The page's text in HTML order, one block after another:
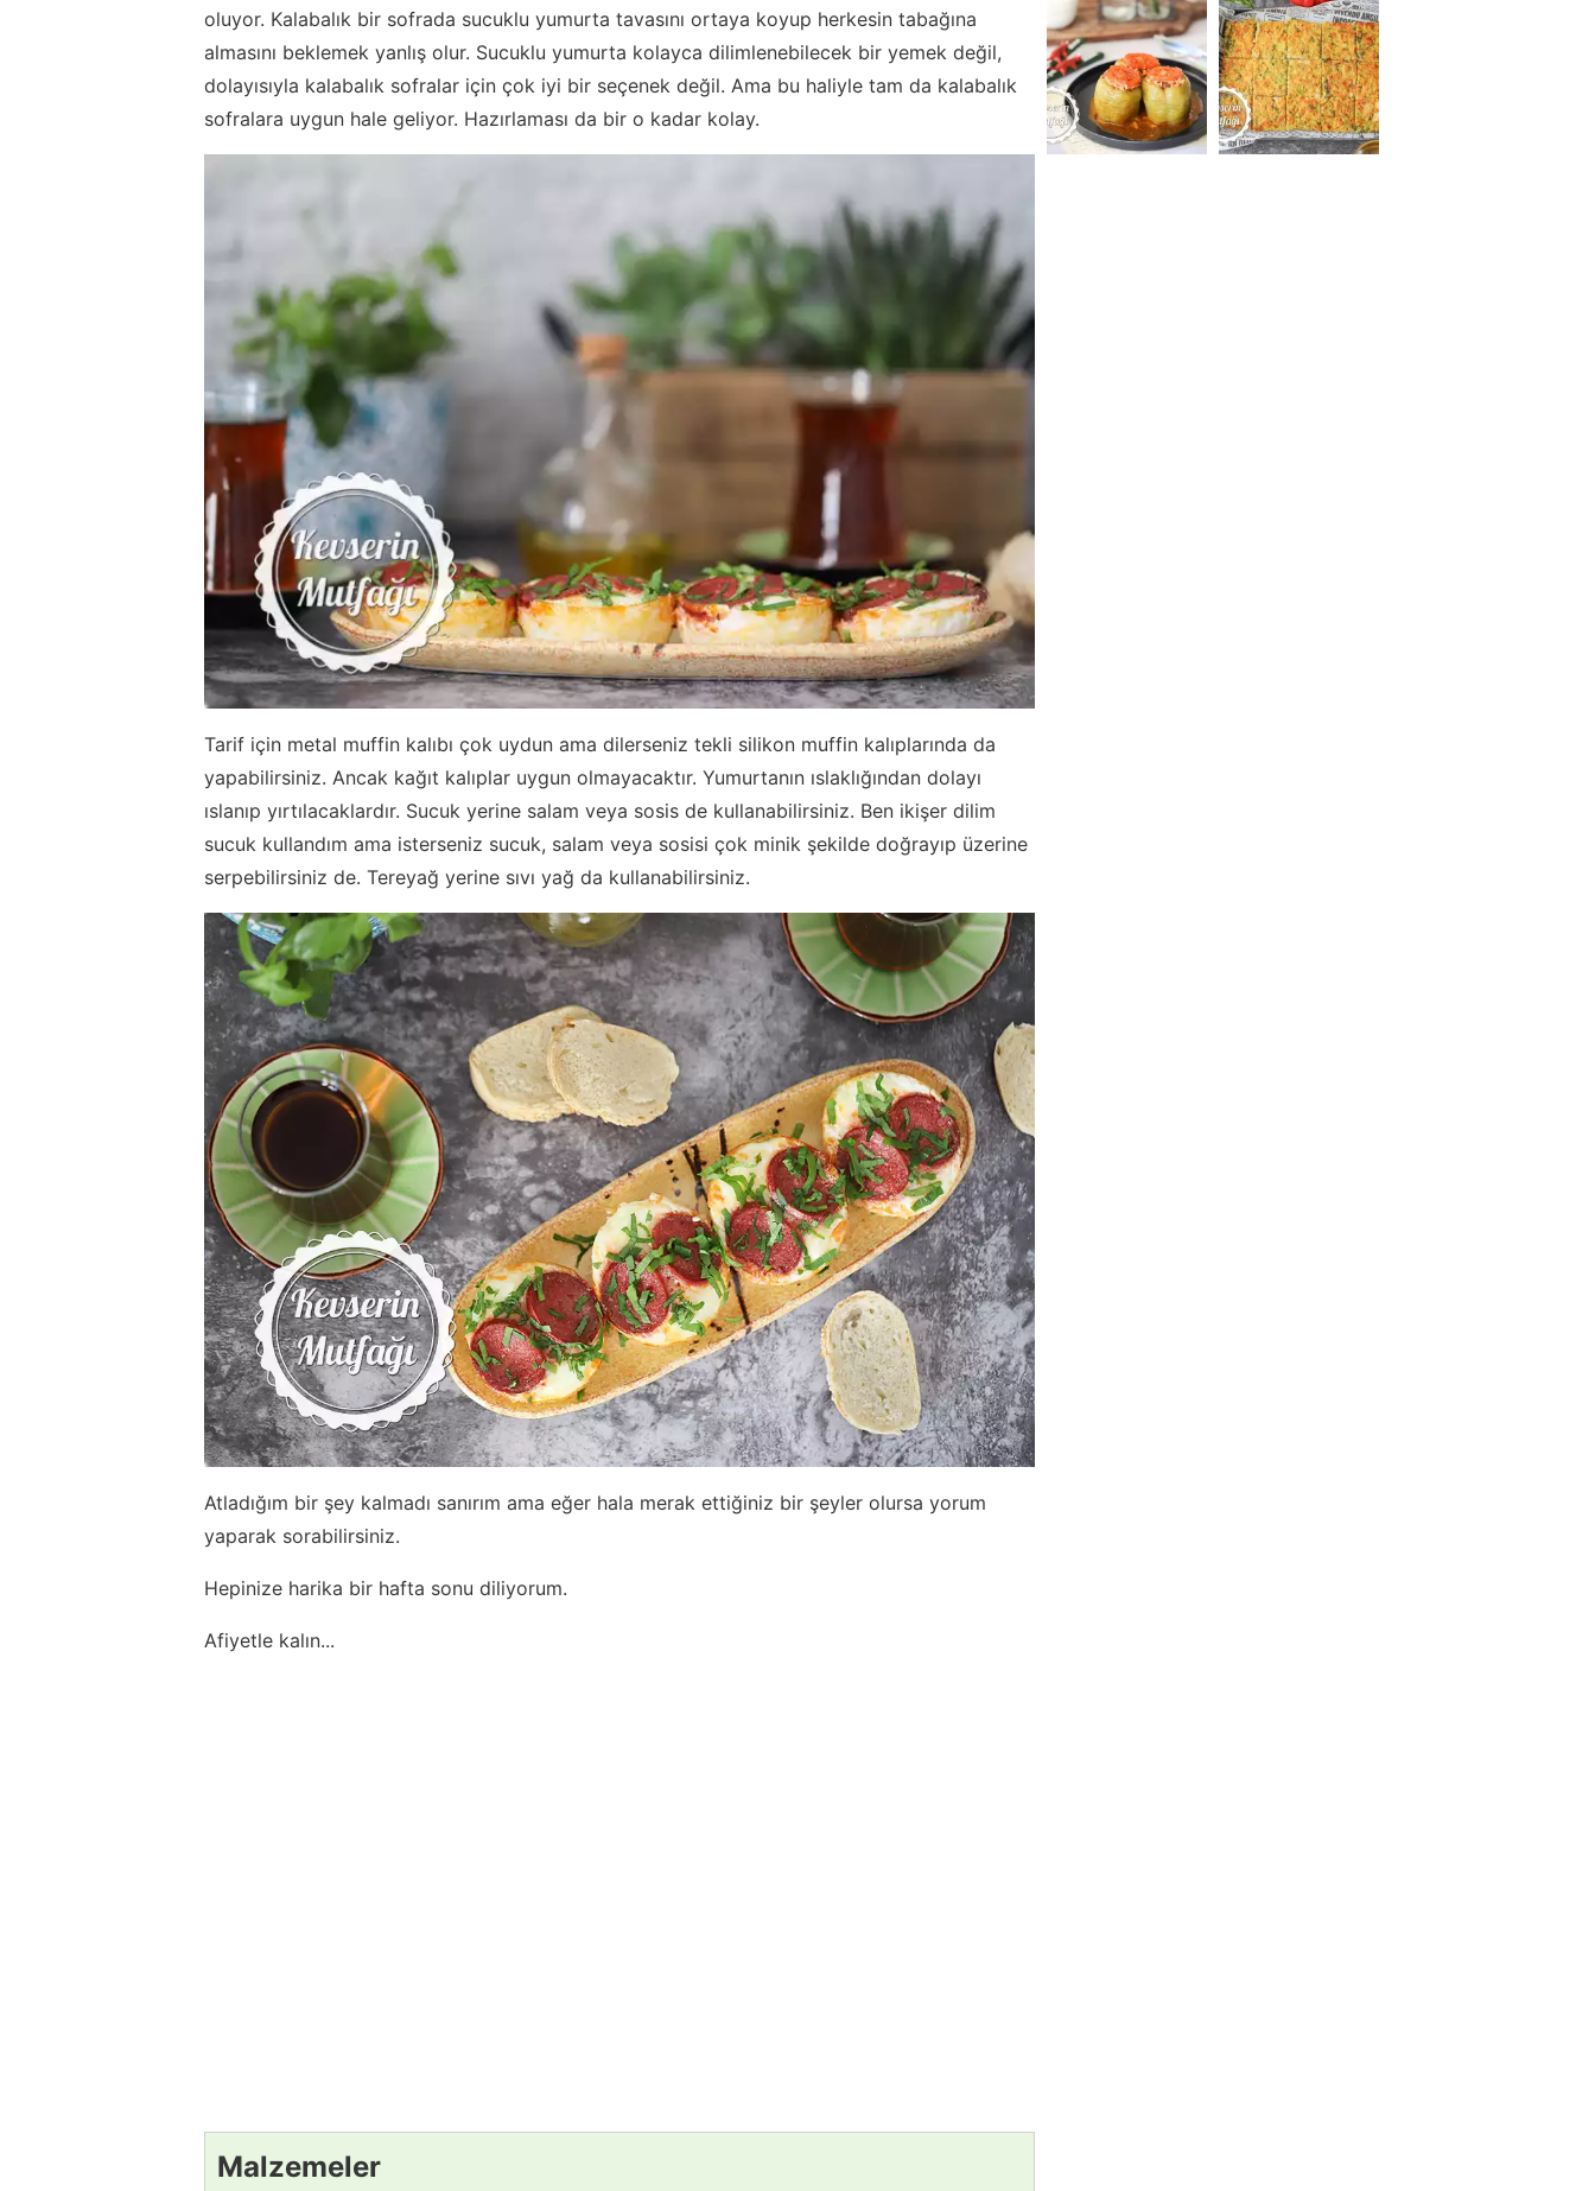
oluyor. Kalabalık bir sofrada sucuklu yumurta tavasını ortaya koyup herkesin tabağına
almasını beklemek yanlış olur. Sucuklu yumurta kolayca dilimlenebilecek bir yemek değil,
dolayısıyla kalabalık sofralar için çok iyi bir seçenek değil. Ama bu haliyle tam da kalabalık
sofralara uygun hale geliyor. Hazırlaması da bir o kadar kolay.
Tarif için metal muffin kalıbı çok uydun ama dilerseniz tekli silikon muffin kalıplarında da
yapabilirsiniz. Ancak kağıt kalıplar uygun olmayacaktır. Yumurtanın ıslaklığından dolayı
ıslanıp yırtılacaklardır. Sucuk yerine salam veya sosis de kullanabilirsiniz. Ben ikişer dilim
sucuk kullandım ama isterseniz sucuk, salam veya sosisi çok minik şekilde doğrayıp üzerine
serpebilirsiniz de. Tereyağ yerine sıvı yağ da kullanabilirsiniz.
Atladığım bir şey kalmadı sanırım ama eğer hala merak ettiğiniz bir şeyler olursa yorum
yaparak sorabilirsiniz.
Hepinize harika bir hafta sonu diliyorum.
Afiyetle kalın...
Malzemeler